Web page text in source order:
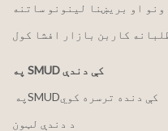
ونو او بریښنا لینونو ساتنه
کاربن بازار افشا کول
په SMUD کې دندې
په ‏‎SMUD‎‏ کې دنده ترسره کوي
د دندې لټون